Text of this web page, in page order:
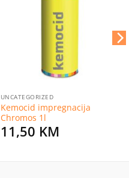
UNCATEGORIZED
Kemocid impregnacija
Chromos 1l
11,50 KM